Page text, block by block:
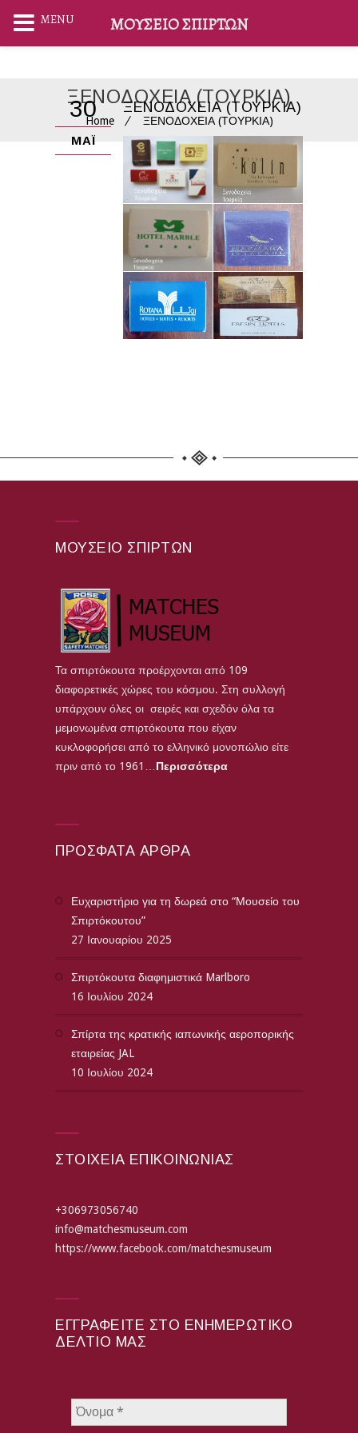
ΞΕΝΟΔΟΧΕΙΑ (ΤΟΥΡΚΙΑ)
Home ΞΕΝΟΔΟΧΕΙΑ (ΤΟΥΡΚΙΑ)
30
ΜΆΙ
ΞΕΝΟΔΟΧΕΙΑ (ΤΟΥΡΚΙΑ)
ΜΟΥΣΕΊΟ ΣΠΊΡΤΩΝ
Τα σπιρτόκουτα προέρχονται από 109
διαφορετικές χώρες του κόσμου. Στη συλλογή
υπάρχουν όλες οι σειρές και σχεδόν όλα τα
μεμονωμένα σπιρτόκουτα που είχαν
κυκλοφορήσει από το ελληνικό μονοπώλιο είτε
πριν από το 1961… Περισσότερα
ΠΡΌΣΦΑΤΑ ΆΡΘΡΑ
Ευχαριστήριο για τη δωρεά στο “Μουσείο του
Σπιρτόκουτου”
27 Ιανουαρίου 2025
Σπιρτόκουτα διαφημιστικά Marlboro
16 Ιουλίου 2024
Σπίρτα της κρατικής ιαπωνικής αεροπορικής
εταιρείας JAL
10 Ιουλίου 2024
ΣΤΟΙΧΕΙΑ ΕΠΙΚΟΙΝΩΝΙΑΣ
+306973056740
info@matchesmuseum.com
https://www.facebook.com/matchesmuseum
ΕΓΓΡΑΦΕΊΤΕ ΣΤΟ ΕΝΗΜΕΡΩΤΙΚΌ
ΔΕΛΤΊΟ ΜΑΣ
MENU ΜΟΥΣΕΊΟ ΣΠΊΡΤΩΝ